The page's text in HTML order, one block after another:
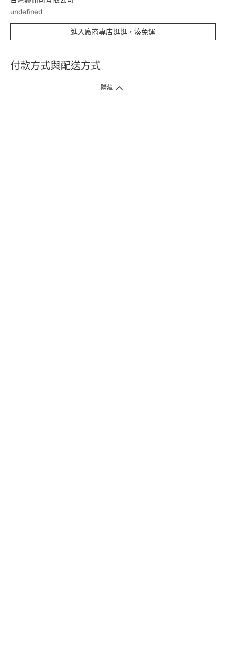
undefined
進入廠商專店逛逛，湊免運
付款方式與配送方式
隱藏